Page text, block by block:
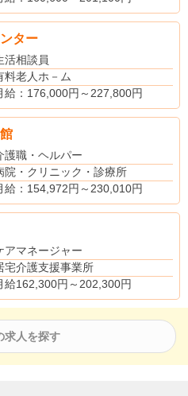
力・経験考慮
別途手当）
与あり（年2回）
ター
活相談員
料老人ホ－ム
給：176,000円～227,800円
別途手当）
宅手当
養手当
あり（昨年度実績・年3回・計4.30ヶ月分支給）
護職・ヘルパー
院・クリニック・診療所
給：154,972円～230,010円
手当内訳）
勤手当 5500円／回
出手当 700円／回
出手当 750円／回
アマネージャー
宅介護支援事業所
給162,300円～202,300円
与4.4ヵ月分支給
求人を探す